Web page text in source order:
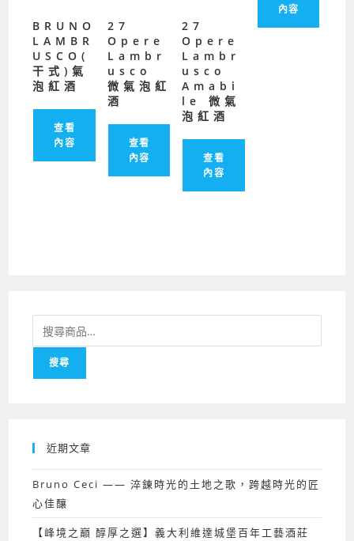
BRUNO
LAMBR
USCO(
干式)氣
泡紅酒
查看
內容
27
Opere
Lambr
usco
微氣泡紅
酒
查看
內容
27
Opere
Lambr
usco
Amabi
le 微氣
泡紅酒
查看
內容
內容
搜
尋
搜尋
近期文章
Bruno Ceci —— 淬鍊時光的土地之歌，跨越時光的匠
心佳釀
【峰境之巔 醇厚之選】義大利維達城堡百年工藝酒莊